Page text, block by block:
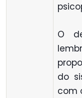
O
do
com